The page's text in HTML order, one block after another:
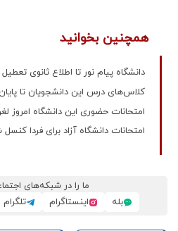
همچنین بخوانید
دانشگاه پیام نور تا اطلاع ثانوی
کلاس‌های درس این دانشجویان تا
امتحانات حضوری این دانشگاه امروز
امتحانات دانشگاه آزاد برای فردا
ما را در شبکه‌های
بله
اینستاگرام تلگرام